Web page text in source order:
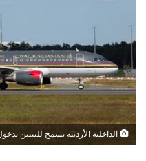
الداخلية الأردنية تسمح لليبيين